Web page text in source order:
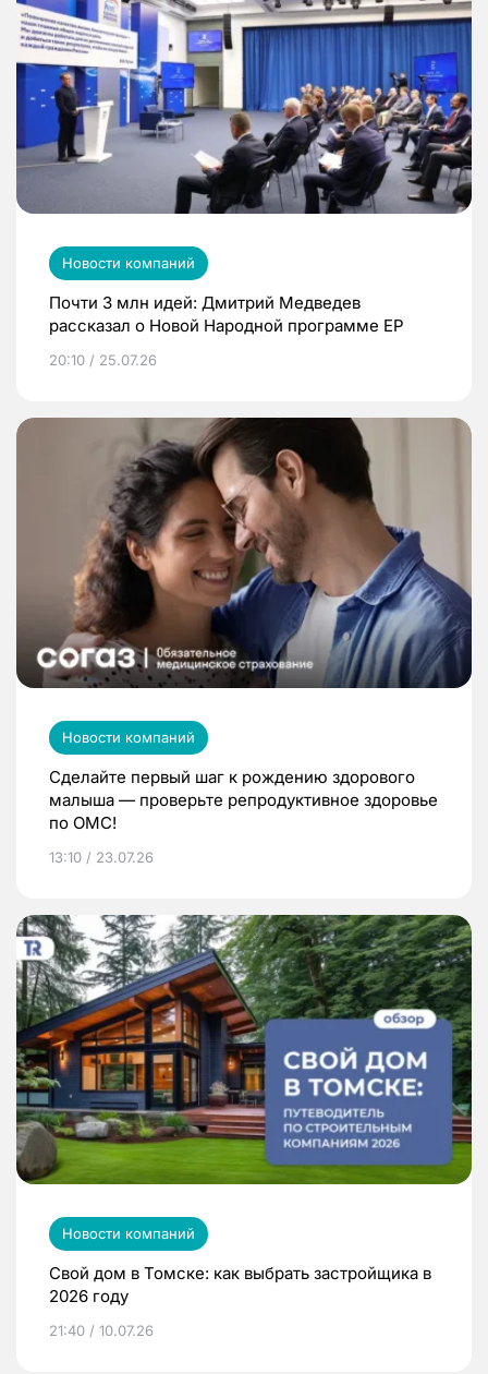
Новости компаний
Почти 3 млн идей: Дмитрий Медведев
рассказал о Новой Народной программе ЕР
20:10 / 25.07.26
Новости компаний
Сделайте первый шаг к рождению здорового
малыша — проверьте репродуктивное здоровье
по ОМС!
13:10 / 23.07.26
Новости компаний
Свой дом в Томске: как выбрать застройщика в
2026 году
21:40 / 10.07.26